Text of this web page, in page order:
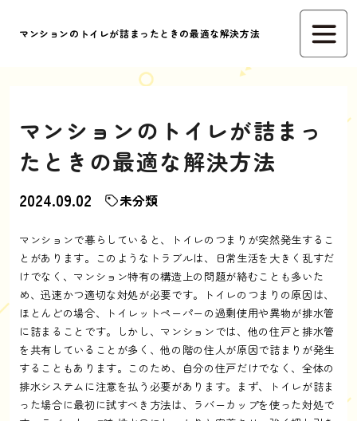
マンションのトイレが詰まったときの最適な解決方法
マンションのトイレが詰まっ
たときの最適な解決方法
2024.09.02 未分類
マンションで暮らしていると、トイレのつまりが突然発生するこ
とがあります。このようなトラブルは、日常生活を大きく乱すだ
けでなく、マンション特有の構造上の問題が絡むことも多いた
め、迅速かつ適切な対処が必要です。トイレのつまりの原因は、
ほとんどの場合、トイレットペーパーの過剰使用や異物が排水管
に詰まることです。しかし、マンションでは、他の住戸と排水管
を共有していることが多く、他の階の住人が原因で詰まりが発生
することもあります。このため、自分の住戸だけでなく、全体の
排水システムに注意を払う必要があります。まず、トイレが詰ま
った場合に最初に試すべき方法は、ラバーカップを使った対処で